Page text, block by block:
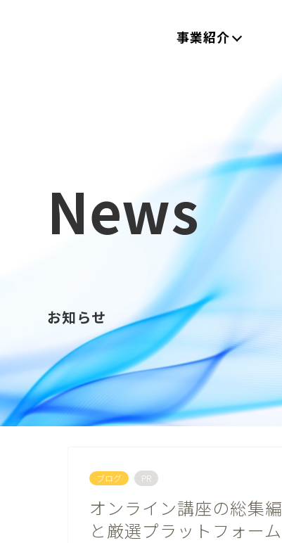
事業紹介
News
お知らせ
ブログ PR
オンライン講座の総集
と厳選プラットフォーム